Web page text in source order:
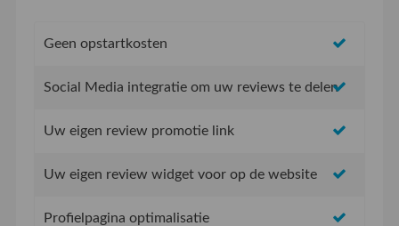
Geen opstartkosten
Social Media integratie om uw reviews te delen
Uw eigen review promotie link
Uw eigen review widget voor op de website
Profielpagina optimalisatie